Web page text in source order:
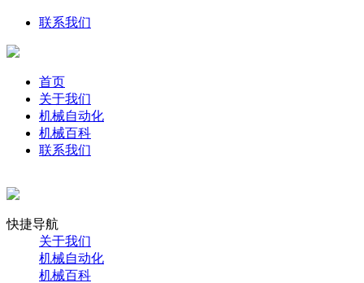
联系我们
首页
关于我们
机械自动化
机械百科
联系我们
快捷导航
关于我们
机械自动化
机械百科